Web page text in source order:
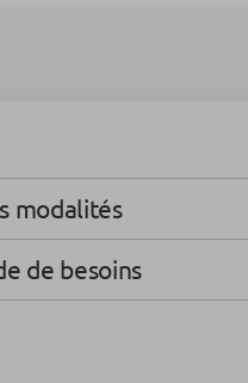
modalités
de besoins